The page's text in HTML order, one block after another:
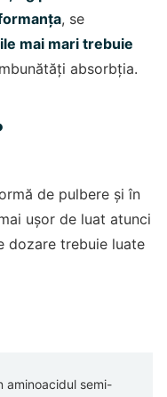
, se
mai mari trebuie
absorbția.
de pulbere și în
ușor de luat atunci
dozare trebuie luate
aminoacidul semi-